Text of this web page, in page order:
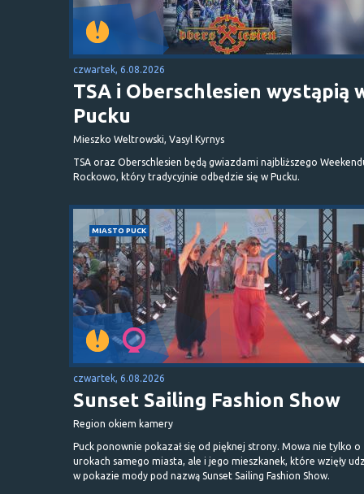
czwartek, 6.08.2026
TSA i Oberschlesien wystąpią
Pucku
Mieszko Weltrowski, Vasyl Kyrnys
TSA oraz Oberschlesien będą gwiazdami najbliższego
Rockowo, który tradycyjnie odbędzie się w Pucku.
MIASTO PUCK
czwartek, 6.08.2026
Sunset Sailing Fashion Show
Region okiem kamery
Puck ponownie pokazał się od pięknej strony. Mowa nie tylko o
urokach samego miasta, ale i jego mieszkanek, które wzięły
w pokazie mody pod nazwą Sunset Sailing Fashion Show.